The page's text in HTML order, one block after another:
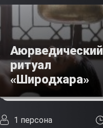
Аюрведический
ритуал
«Широдхара»
1 персона